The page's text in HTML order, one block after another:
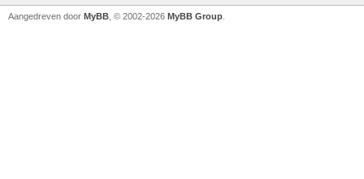
Aangedreven door MyBB , © 2002-2026 MyBB Group